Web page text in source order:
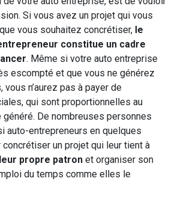
Si vous avez un projet qui vous
vous souhaitez concrétiser, le
constitue un cadre
. Même si votre auto entreprise
escompté et que vous ne générez
vous n’aurez pas à payer de
qui sont proportionnelles au
généré. De nombreuses personnes
auto-entrepreneurs en quelques
concrétiser un projet qui leur tient à
propre patron et organiser son
du temps comme elles le